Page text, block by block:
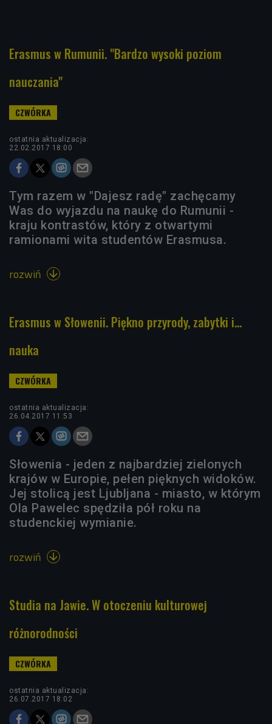
Erasmus w Rumunii. "Bardzo wysoki poziom
nauczania"
ostatnia aktualizacja:
22.02.2017 18:00
Tym razem w "Dajesz radę" zachęcamy
Was do wyjazdu na naukę do Rumunii -
kraju kontrastów, który z otwartymi
ramionami wita studentów Erasmusa.
rozwiń 
Erasmus w Słowenii. Piękno przyrody, zabytki i...
nauka
ostatnia aktualizacja:
26.04.2017 11:53
Słowenia - jeden z najbardziej zielonych
krajów w Europie, pełen pięknych widoków.
Jej stolicą jest Ljubljana - miasto, w którym
Ola Pawelec spędziła pół roku na
studenckiej wymianie.
rozwiń 
Studia na Jawie. W otoczeniu kulturowej
różnorodności
ostatnia aktualizacja:
26.07.2017 18:02